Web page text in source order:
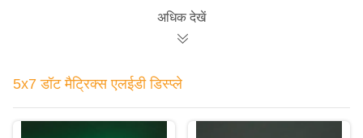
अधिक देखें
5x7 डॉट मैट्रिक्स एलईडी डिस्प्ले